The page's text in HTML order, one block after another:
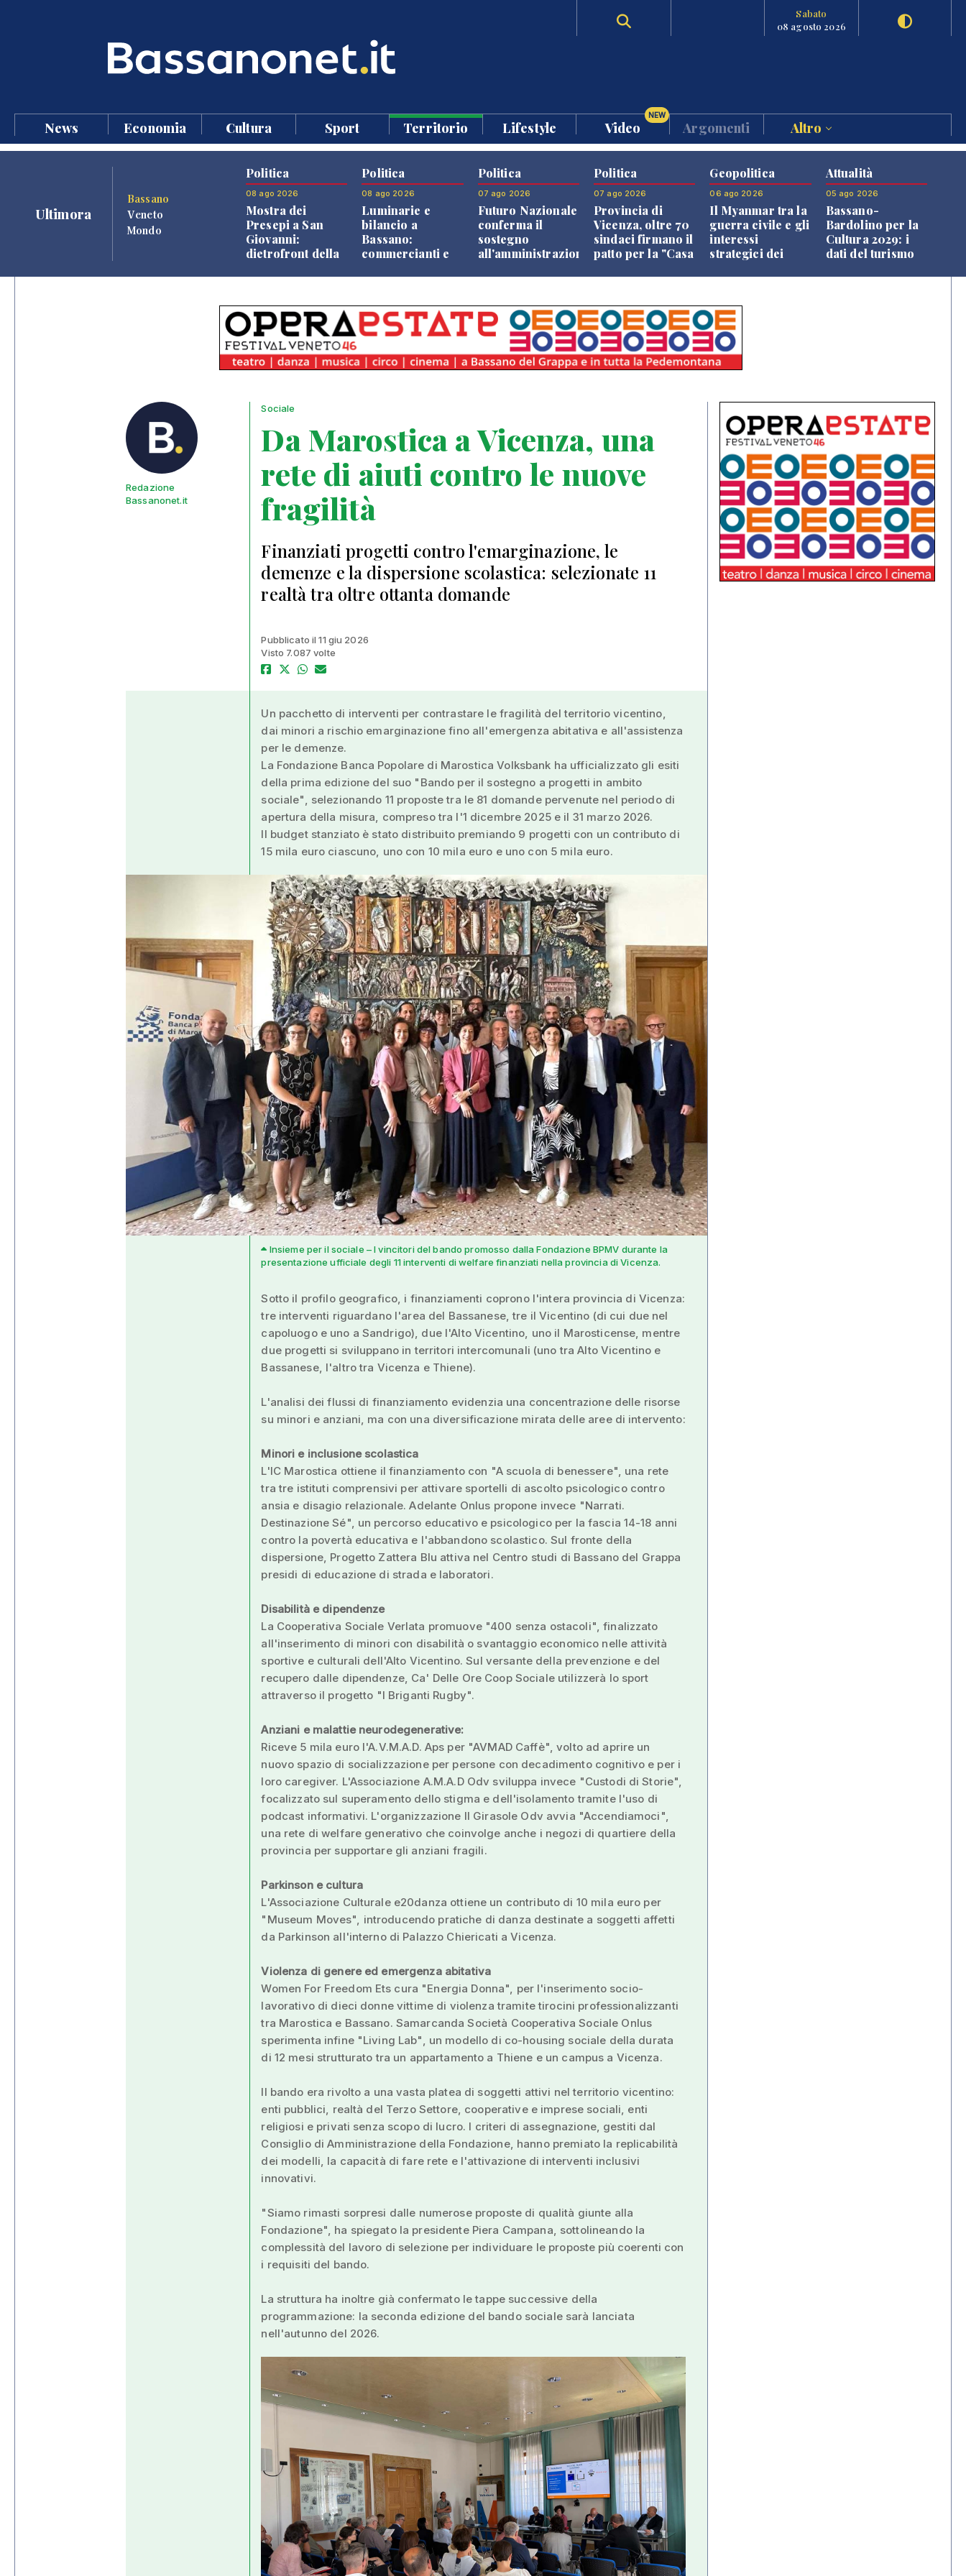
Sabato
08 agosto 2026
News Economia Cultura Sport Territorio Lifestyle Video
NEW
Argomenti Altro
Ultimora
Bassano
Veneto
Mondo
Politica
08 ago 2026
Mostra dei
Presepi a San
Giovanni:
dietrofront della
Politica
08 ago 2026
Luminarie e
bilancio a
Bassano:
commercianti e
Politica
07 ago 2026
Futuro Nazionale
conferma il
sostegno
all'amministrazione
Politica
07 ago 2026
Provincia di
Vicenza, oltre 70
sindaci firmano il
patto per la "Casa
Geopolitica
06 ago 2026
Il Myanmar tra la
guerra civile e gli
interessi
strategici dei
Attualità
05 ago 2026
Bassano-
Bardolino per la
Cultura 2029: i
dati del turismo
Redazione
Bassanonet.it
Sociale
Da Marostica a Vicenza, una
rete di aiuti contro le nuove
fragilità
Finanziati progetti contro l'emarginazione, le
demenze e la dispersione scolastica: selezionate 11
realtà tra oltre ottanta domande
Pubblicato il 11 giu 2026
Visto 7.087 volte
Un pacchetto di interventi per contrastare le fragilità del territorio vicentino,
dai minori a rischio emarginazione fino all'emergenza abitativa e all'assistenza
per le demenze.
La Fondazione Banca Popolare di Marostica Volksbank ha ufficializzato gli esiti
della prima edizione del suo "Bando per il sostegno a progetti in ambito
sociale", selezionando 11 proposte tra le 81 domande pervenute nel periodo di
apertura della misura, compreso tra l'1 dicembre 2025 e il 31 marzo 2026.
Il budget stanziato è stato distribuito premiando 9 progetti con un contributo di
15 mila euro ciascuno, uno con 10 mila euro e uno con 5 mila euro.
Insieme per il sociale – I vincitori del bando promosso dalla Fondazione BPMV durante la
presentazione ufficiale degli 11 interventi di welfare finanziati nella provincia di Vicenza.
Sotto il profilo geografico, i finanziamenti coprono l'intera provincia di Vicenza:
tre interventi riguardano l'area del Bassanese, tre il Vicentino (di cui due nel
capoluogo e uno a Sandrigo), due l'Alto Vicentino, uno il Marosticense, mentre
due progetti si sviluppano in territori intercomunali (uno tra Alto Vicentino e
Bassanese, l'altro tra Vicenza e Thiene).
L'analisi dei flussi di finanziamento evidenzia una concentrazione delle risorse
su minori e anziani, ma con una diversificazione mirata delle aree di intervento:
Minori e inclusione scolastica
L'IC Marostica ottiene il finanziamento con "A scuola di benessere", una rete
tra tre istituti comprensivi per attivare sportelli di ascolto psicologico contro
ansia e disagio relazionale. Adelante Onlus propone invece "Narrati.
Destinazione Sé", un percorso educativo e psicologico per la fascia 14-18 anni
contro la povertà educativa e l'abbandono scolastico. Sul fronte della
dispersione, Progetto Zattera Blu attiva nel Centro studi di Bassano del Grappa
presidi di educazione di strada e laboratori.
Disabilità e dipendenze
La Cooperativa Sociale Verlata promuove "400 senza ostacoli", finalizzato
all'inserimento di minori con disabilità o svantaggio economico nelle attività
sportive e culturali dell'Alto Vicentino. Sul versante della prevenzione e del
recupero dalle dipendenze, Ca' Delle Ore Coop Sociale utilizzerà lo sport
attraverso il progetto "I Briganti Rugby".
Anziani e malattie neurodegenerative:
Riceve 5 mila euro l'A.V.M.A.D. Aps per "AVMAD Caffè", volto ad aprire un
nuovo spazio di socializzazione per persone con decadimento cognitivo e per i
loro caregiver. L'Associazione A.M.A.D Odv sviluppa invece "Custodi di Storie",
focalizzato sul superamento dello stigma e dell'isolamento tramite l'uso di
podcast informativi. L'organizzazione Il Girasole Odv avvia "Accendiamoci",
una rete di welfare generativo che coinvolge anche i negozi di quartiere della
provincia per supportare gli anziani fragili.
Parkinson e cultura
L'Associazione Culturale e20danza ottiene un contributo di 10 mila euro per
"Museum Moves", introducendo pratiche di danza destinate a soggetti affetti
da Parkinson all'interno di Palazzo Chiericati a Vicenza.
Violenza di genere ed emergenza abitativa
Women For Freedom Ets cura "Energia Donna", per l'inserimento socio-
lavorativo di dieci donne vittime di violenza tramite tirocini professionalizzanti
tra Marostica e Bassano. Samarcanda Società Cooperativa Sociale Onlus
sperimenta infine "Living Lab", un modello di co-housing sociale della durata
di 12 mesi strutturato tra un appartamento a Thiene e un campus a Vicenza.
Il bando era rivolto a una vasta platea di soggetti attivi nel territorio vicentino:
enti pubblici, realtà del Terzo Settore, cooperative e imprese sociali, enti
religiosi e privati senza scopo di lucro. I criteri di assegnazione, gestiti dal
Consiglio di Amministrazione della Fondazione, hanno premiato la replicabilità
dei modelli, la capacità di fare rete e l'attivazione di interventi inclusivi
innovativi.
"Siamo rimasti sorpresi dalle numerose proposte di qualità giunte alla
Fondazione", ha spiegato la presidente Piera Campana, sottolineando la
complessità del lavoro di selezione per individuare le proposte più coerenti con
i requisiti del bando.
La struttura ha inoltre già confermato le tappe successive della
programmazione: la seconda edizione del bando sociale sarà lanciata
nell'autunno del 2026.